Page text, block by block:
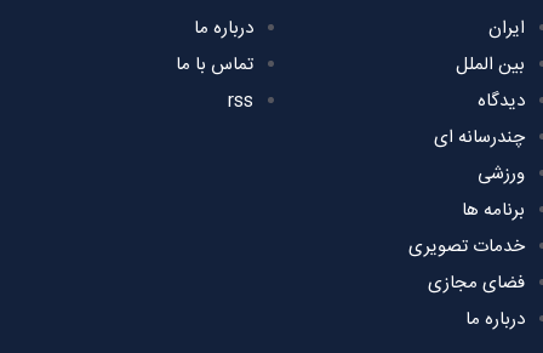
ایران
بین الملل
دیدگاه
چندرسانه ای
ورزشی
برنامه ها
خدمات تصویری
فضای مجازی
درباره ما
درباره ما
تماس با ما
rss